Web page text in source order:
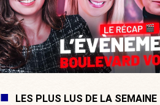
LES PLUS LUS DE LA SEMAINE